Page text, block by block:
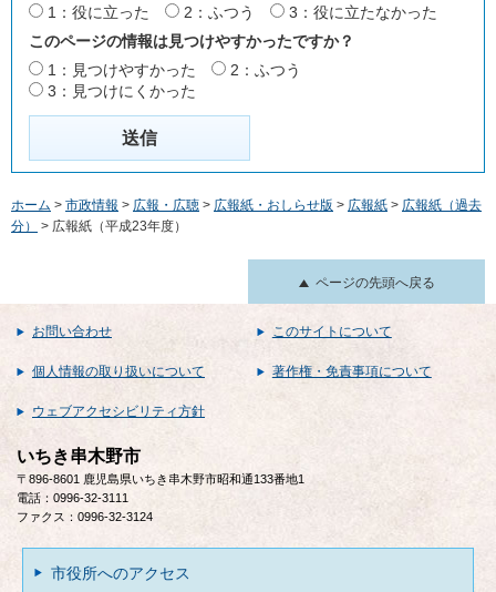
1：役に立った
2：ふつう
3：役に立たなかった
このページの情報は見つけやすかったですか？
1：見つけやすかった
2：ふつう
3：見つけにくかった
ホーム > 市政情報 > 広報・広聴 > 広報紙・おしらせ版 > 広報紙 > 広報紙（過去
分）
> 広報紙（平成23年度）
ページの先頭へ戻る
お問い合わせ このサイトについて
個人情報の取り扱いについて 著作権・免責事項について
ウェブアクセシビリティ方針
いちき串木野市
〒896-8601 鹿児島県いちき串木野市昭和通133番地1
電話：0996-32-3111
ファクス：0996-32-3124
市役所へのアクセス